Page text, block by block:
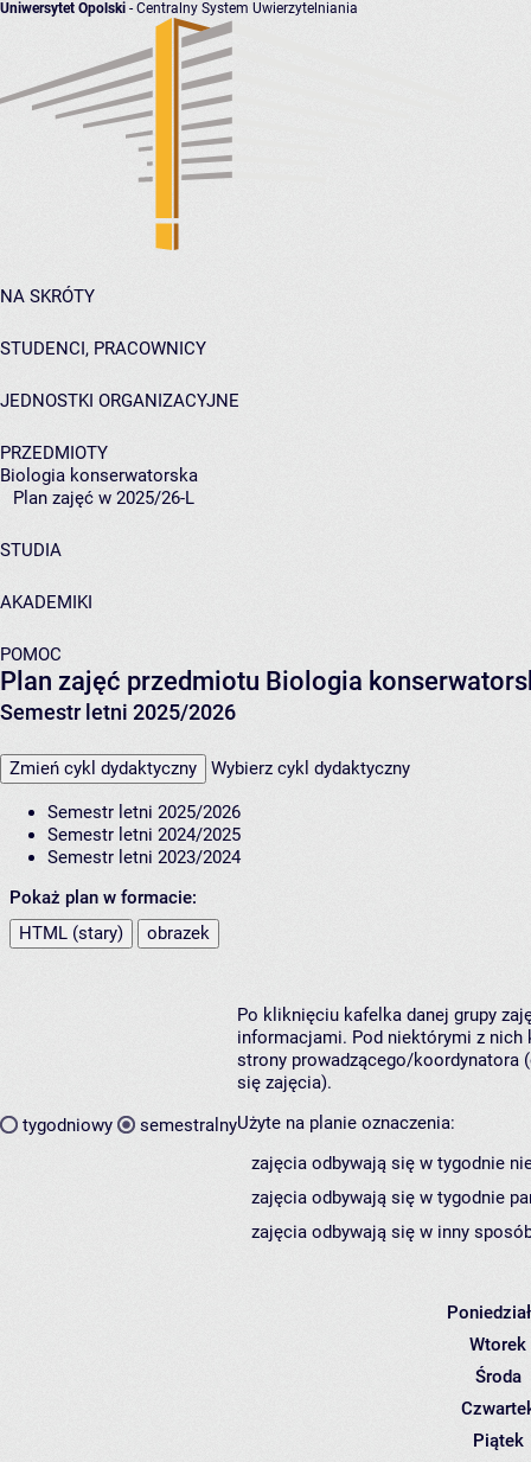
Uniwersytet Opolski - Centralny System Uwierzytelniania
NA SKRÓTY
STUDENCI, PRACOWNICY
JEDNOSTKI ORGANIZACYJNE
PRZEDMIOTY
Biologia konserwatorska
Plan zajęć w 2025/26-L
STUDIA
AKADEMIKI
POMOC
Plan zajęć przedmiotu Biologia
Semestr letni 2025/2026
Zmień cykl dydaktyczny Wybierz cykl dydaktyczny
Semestr letni 2025/2026
Semestr letni 2024/2025
Semestr letni 2023/2024
Pokaż plan w formacie:
HTML (stary)
obrazek
tygodniowy semestralny
Po kliknięciu kafelka danej grupy
informacjami. Pod niektórymi z nich
strony prowadzącego/koordynatora
się zajęcia).
Użyte na planie oznaczenia:
zajęcia odbywają się w tygodnie
zajęcia odbywają się w tygodnie
zajęcia odbywają się w inny
Wtorek
Środa
Piątek